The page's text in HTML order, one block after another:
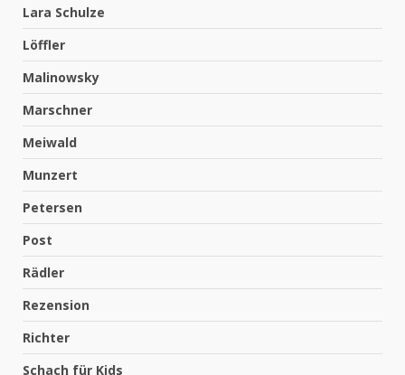
Lara Schulze
Löffler
Malinowsky
Marschner
Meiwald
Munzert
Petersen
Post
Rädler
Rezension
Richter
Schach für Kids